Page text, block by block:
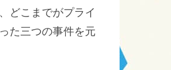
どこまでがプライ
た三つの事件を元